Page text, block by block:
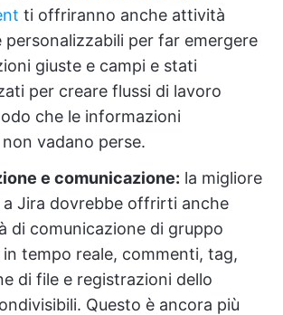
ti offriranno anche attività
personalizzabili per far emergere
giuste e campi e stati
per creare flussi di lavoro
che le informazioni
vadano perse.
e comunicazione: la migliore
Jira dovrebbe offrirti anche
di comunicazione di gruppo
tempo reale, commenti, tag,
di file e registrazioni dello
Questo è ancora più